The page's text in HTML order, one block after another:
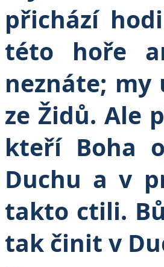
přichází
této hoře
neznáte; my
ze Židů. Ale
kteří Boha
Duchu a v
takto ctili.
tak činit v